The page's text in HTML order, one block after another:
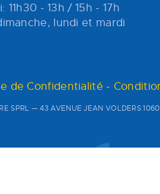
11h30 - 13h / 15h - 17h
lundi et mardi
de Confidentialité -
— 43 AVENUE JEAN VOLDERS